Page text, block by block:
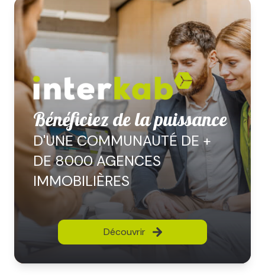
Bénéficiez de la puissance
D'UNE COMMUNAUTÉ DE +
DE 8000 AGENCES
IMMOBILIÈRES
Découvrir